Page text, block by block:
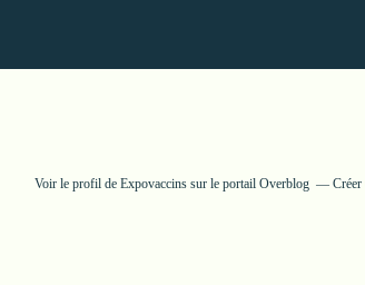
Voir le profil de Expovaccinssur le portail Overblog